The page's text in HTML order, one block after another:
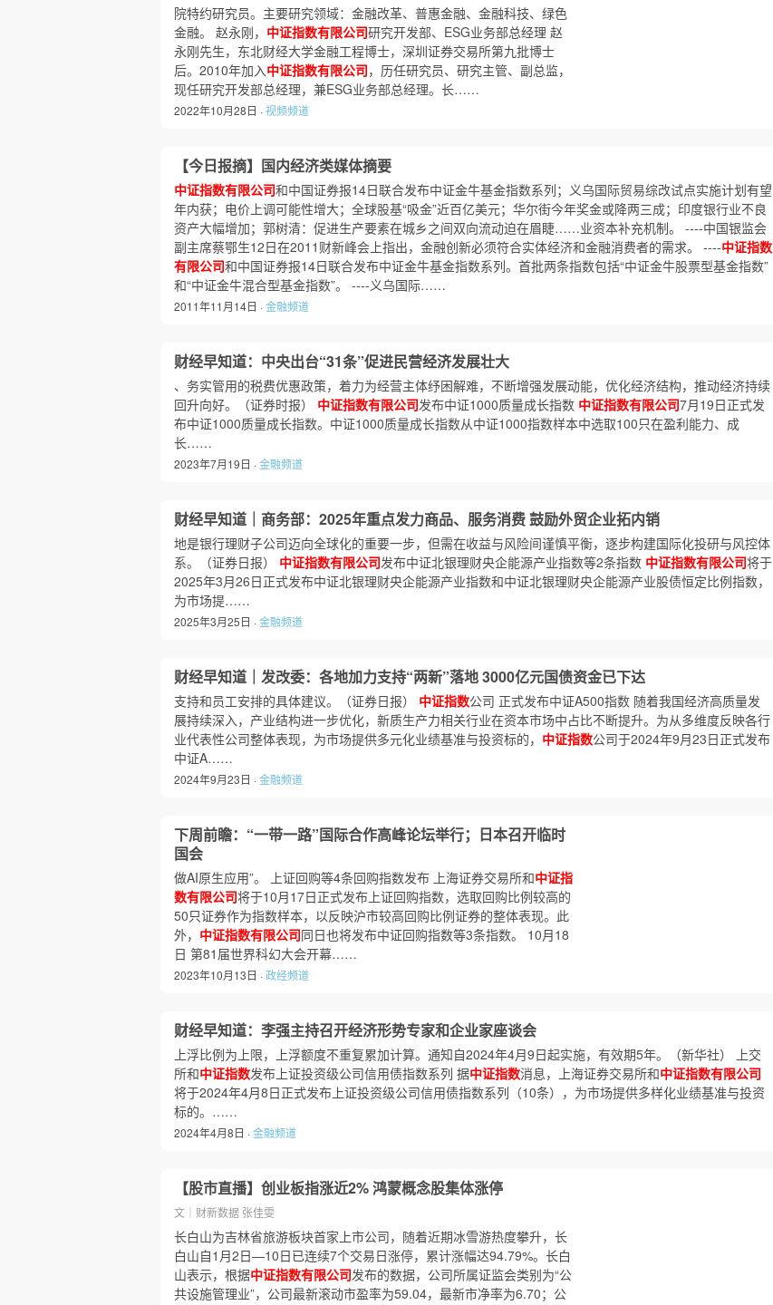
院特约研究员。主要研究领域：金融改革、普惠金融、金融科技、绿色
金融。 赵永刚， 中证指数有限公司研究开发部、ESG业务部总经理 赵
永刚先生，东北财经大学金融工程博士，深圳证券交易所第九批博士
后。2010年加入中证指数有限公司，历任研究员、研究主管、副总监，
现任研究开发部总经理，兼ESG业务部总经理。长……
2022年10月28日 ·视频频道
【今日报摘】国内经济类媒体摘要
中证指数有限公司和中国证券报14日联合发布中证金牛基金指数系列；义乌国际贸易综改试点实施计划有望
年内获；电价上调可能性增大；全球股基“吸金”近百亿美元；华尔街今年奖金或降两三成；印度银行业不良
资产大幅增加；郭树清：促进生产要素在城乡之间双向流动迫在眉睫……业资本补充机制。 ----中国银监会
副主席蔡鄂生12日在2011财新峰会上指出，金融创新必须符合实体经济和金融消费者的需求。 ----中证指数
有限公司和中国证券报14日联合发布中证金牛基金指数系列。首批两条指数包括“中证金牛股票型基金指数”
和“中证金牛混合型基金指数”。 ----义乌国际……
2011年11月14日 ·金融频道
财经早知道：中央出台“31条”促进民营经济发展壮大
、务实管用的税费优惠政策，着力为经营主体纾困解难，不断增强发展动能，优化经济结构，推动经济持续
回升向好。（证券时报） 中证指数有限公司发布中证1000质量成长指数 中证指数有限公司7月19日正式发
布中证1000质量成长指数。中证1000质量成长指数从中证1000指数样本中选取100只在盈利能力、成
长……
2023年7月19日 ·金融频道
财经早知道｜商务部：2025年重点发力商品、服务消费 鼓励外贸企业拓内销
地是银行理财子公司迈向全球化的重要一步，但需在收益与风险间谨慎平衡，逐步构建国际化投研与风控体
系。（证券日报） 中证指数有限公司发布中证北银理财央企能源产业指数等2条指数 中证指数有限公司将于
2025年3月26日正式发布中证北银理财央企能源产业指数和中证北银理财央企能源产业股债恒定比例指数，
为市场提……
2025年3月25日 ·金融频道
财经早知道｜发改委：各地加力支持“两新”落地 3000亿元国债资金已下达
支持和员工安排的具体建议。（证券日报） 中证指数公司 正式发布中证A500指数 随着我国经济高质量发
展持续深入，产业结构进一步优化，新质生产力相关行业在资本市场中占比不断提升。为从多维度反映各行
业代表性公司整体表现，为市场提供多元化业绩基准与投资标的， 中证指数公司于2024年9月23日正式发布
中证A……
2024年9月23日 ·金融频道
下周前瞻：“一带一路”国际合作高峰论坛举行；日本召开临时
国会
做AI原生应用”。 上证回购等4条回购指数发布 上海证券交易所和中证指
数有限公司将于10月17日正式发布上证回购指数，选取回购比例较高的
50只证券作为指数样本，以反映沪市较高回购比例证券的整体表现。此
外， 中证指数有限公司同日也将发布中证回购指数等3条指数。 10月18
日 第81届世界科幻大会开幕……
2023年10月13日 ·政经频道
财经早知道：李强主持召开经济形势专家和企业家座谈会
上浮比例为上限，上浮额度不重复累加计算。通知自2024年4月9日起实施，有效期5年。（新华社） 上交
所和中证指数发布上证投资级公司信用债指数系列 据中证指数消息，上海证券交易所和中证指数有限公司
将于2024年4月8日正式发布上证投资级公司信用债指数系列（10条），为市场提供多样化业绩基准与投资
标的。……
2024年4月8日 ·金融频道
【股市直播】创业板指涨近2% 鸿蒙概念股集体涨停
文｜财新数据 张佳雯
长白山为吉林省旅游板块首家上市公司，随着近期冰雪游热度攀升，长
白山自1月2日—10日已连续7个交易日涨停，累计涨幅达94.79%。长白
山表示，根据中证指数有限公司发布的数据，公司所属证监会类别为“公
共设施管理业”，公司最新滚动市盈率为59.04，最新市净率为6.70；公